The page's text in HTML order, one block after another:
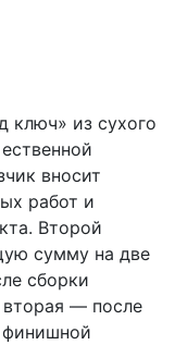
ключ» из сухого
вносит
работ и
Второй
сумму на две
сборки
— после
финишной